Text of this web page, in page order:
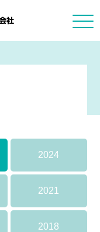
2024
2021
2018